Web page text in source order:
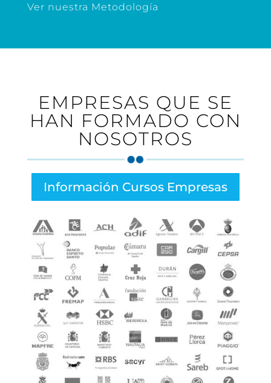
Ver nuestra Metodología
EMPRESAS QUE SE
HAN FORMADO CON
NOSOTROS
Información Cursos Empresas